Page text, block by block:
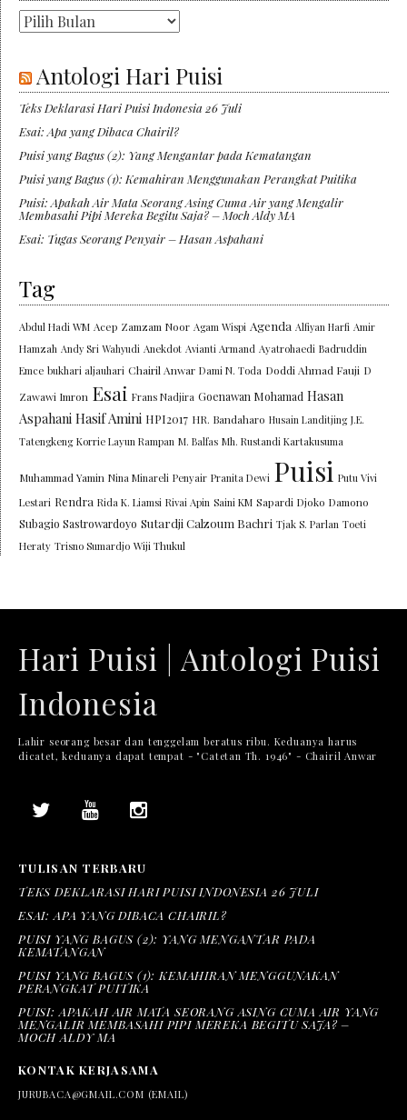
Arsip
Antologi Hari Puisi
Teks Deklarasi Hari Puisi Indonesia 26 Juli
Esai: Apa yang Dibaca Chairil?
Puisi yang Bagus (2): Yang Mengantar pada Kematangan
Puisi yang Bagus (1): Kemahiran Menggunakan Perangkat Puitika
Puisi: Apakah Air Mata Seorang Asing Cuma Air yang Mengalir
Membasahi Pipi Mereka Begitu Saja? – Moch Aldy MA
Esai: Tugas Seorang Penyair – Hasan Aspahani
Tag
Abdul Hadi WM Acep Zamzam Noor Agam Wispi Agenda Alfiyan Harfi Amir
Hamzah Andy Sri Wahyudi Anekdot Avianti Armand Ayatrohaedi Badruddin
Emce bukhari aljauhari Chairil Anwar Dami N. Toda Doddi Ahmad Fauji D
Zawawi Imron Esai Frans Nadjira Goenawan Mohamad Hasan
Aspahani Hasif Amini HPI2017 HR. Bandaharo Husain Landitjing J.E.
Tatengkeng Korrie Layun Rampan M. Balfas Mh. Rustandi Kartakusuma
Muhammad Yamin Nina Minareli Penyair Pranita Dewi Puisi Putu Vivi
Lestari Rendra Rida K. Liamsi Rivai Apin Saini KM Sapardi Djoko Damono
Subagio Sastrowardoyo Sutardji Calzoum Bachri Tjak S. Parlan Toeti
Heraty Trisno Sumardjo Wiji Thukul
Hari Puisi | Antologi Puisi
Indonesia
Lahir seorang besar dan tenggelam beratus ribu. Keduanya harus
dicatet, keduanya dapat tempat - "Catetan Th. 1946" - Chairil Anwar
TULISAN TERBARU
TEKS DEKLARASI HARI PUISI INDONESIA 26 JULI
ESAI: APA YANG DIBACA CHAIRIL?
PUISI YANG BAGUS (2): YANG MENGANTAR PADA
KEMATANGAN
PUISI YANG BAGUS (1): KEMAHIRAN MENGGUNAKAN
PERANGKAT PUITIKA
PUISI: APAKAH AIR MATA SEORANG ASING CUMA AIR YANG
MENGALIR MEMBASAHI PIPI MEREKA BEGITU SAJA? –
MOCH ALDY MA
KONTAK KERJASAMA
JURUBACA@GMAIL.COM (EMAIL)